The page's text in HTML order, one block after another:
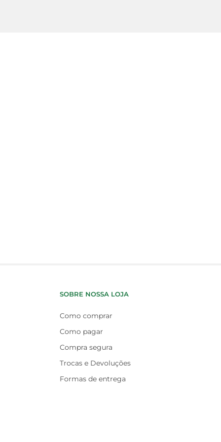
SOBRE NOSSA LOJA
Como comprar
Como pagar
Compra segura
Trocas e Devoluções
Formas de entrega